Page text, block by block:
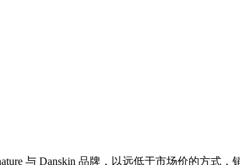
与 Danskin 品牌，以远低于市场价的方式，